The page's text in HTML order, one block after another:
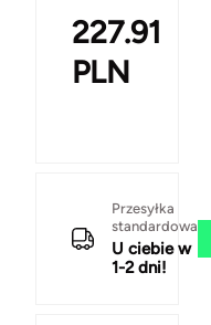
227.91
PLN
Przesyłka
standardowa
U ciebie w
1-2 dni!